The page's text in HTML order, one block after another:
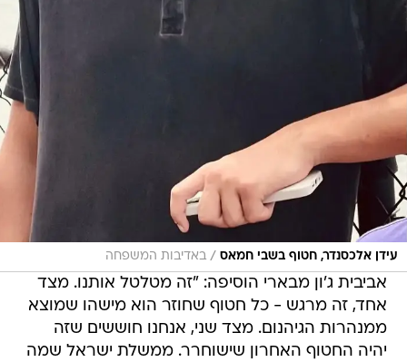
עידן אלכסנדר, חטוף בשבי חמאס / באדיבות המשפחה
אביבית ג'ון מבארי הוסיפה: "זה מטלטל אותנו. מצד
אחד, זה מרגש - כל חטוף שחוזר הוא מישהו שמוצא
ממנהרות הגיהנום. מצד שני, אנחנו חוששים שזה
יהיה החטוף האחרון שישוחרר. ממשלת ישראל שמה